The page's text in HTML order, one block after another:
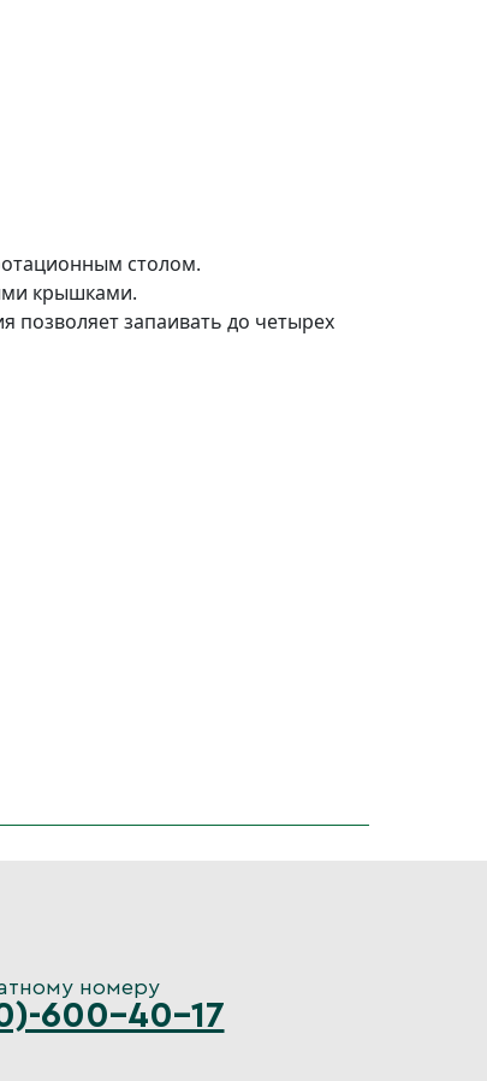
столом.
крышками.
позволяет запаивать до четырех
номеру
600-40-17